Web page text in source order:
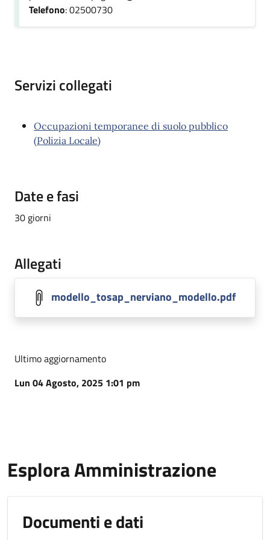
Telefono: 02500730
Servizi collegati
Occupazioni temporanee di suolo pubblico
(Polizia Locale)
Date e fasi
30 giorni
Allegati
modello_tosap_nerviano_modello.pdf
Ultimo aggiornamento
Lun 04 Agosto, 2025 1:01 pm
Esplora Amministrazione
Documenti e dati